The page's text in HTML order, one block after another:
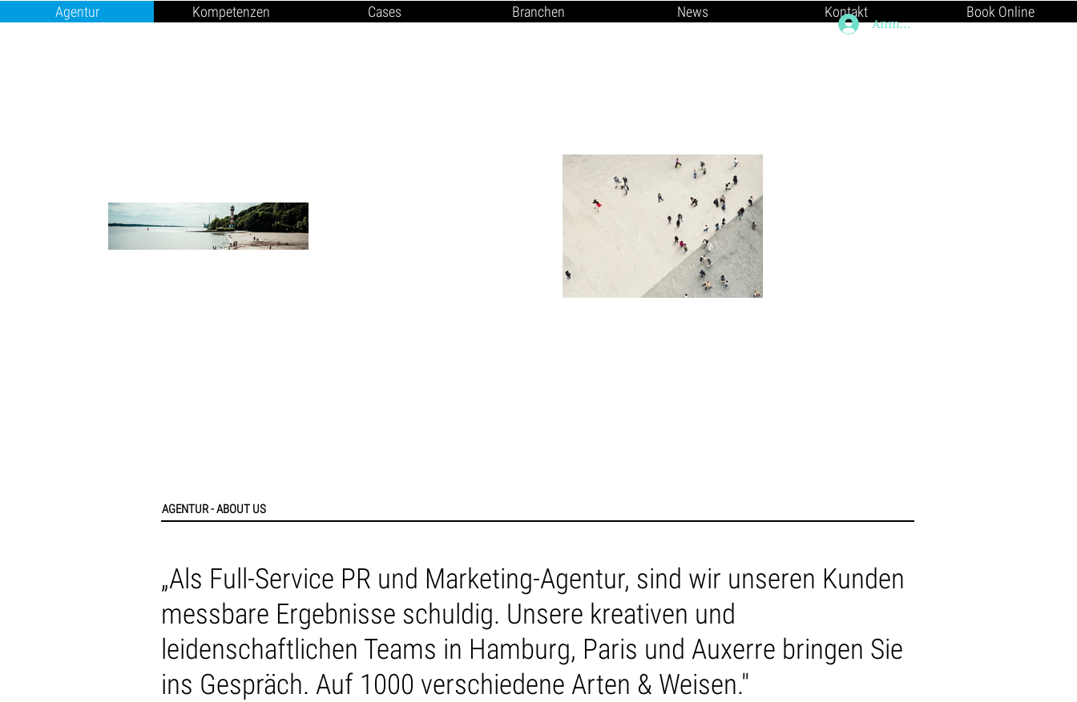
Agentur Kompetenzen Cases Branchen News Kontakt Book Online
Anmelden
AGENTUR - ABOUT US
„Als Full-Service PR und Marketing-Agentur, sind wir unseren Kunden
messbare Ergebnisse schuldig. Unsere kreativen und
leidenschaftlichen Teams in Hamburg, Paris und Auxerre bringen Sie
ins Gespräch. Auf 1000 verschiedene Arten & Weisen."